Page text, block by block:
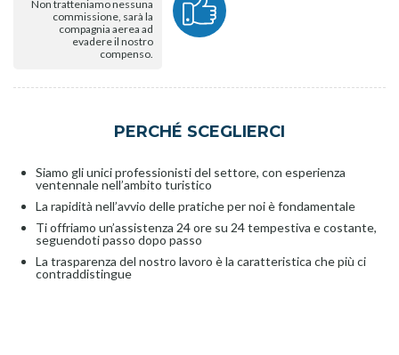
Non tratteniamo nessuna
commissione, sarà la
compagnia aerea ad
evadere il nostro
compenso.
PERCHÉ SCEGLIERCI
Siamo gli unici professionisti del settore, con esperienza
ventennale nell’ambito turistico
La rapidità nell’avvio delle pratiche per noi è fondamentale
Ti offriamo un’assistenza 24 ore su 24 tempestiva e costante,
seguendoti passo dopo passo
La trasparenza del nostro lavoro è la caratteristica che più ci
contraddistingue